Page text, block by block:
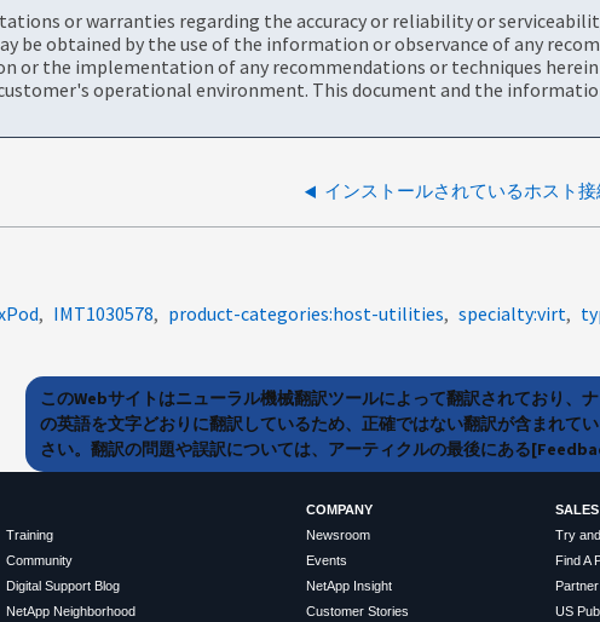
or warranties regarding the accuracy or reliability or
be obtained by the use of the information or observance of any
or the implementation of any recommendations or techniques
operational environment. This document and the
IMT1030578 product-categories:host-utilities specialty:virt
このWebサイトはニューラル機械翻訳ツールによって翻訳されており、
の英語を文字どおりに翻訳しているため、正確ではない翻訳が含まれて
さい。翻訳の問題や誤訳については、アーティクルの最後にある
Training
Community
Digital Support Blog
NetApp Neighborhood
COMPANY
Newsroom
Events
NetApp Insight
Customer Stories
SALES
Try
Find A
US